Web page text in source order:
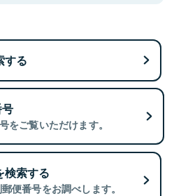
する
をご覧いただけます。
検索する
便番号をお調べします。